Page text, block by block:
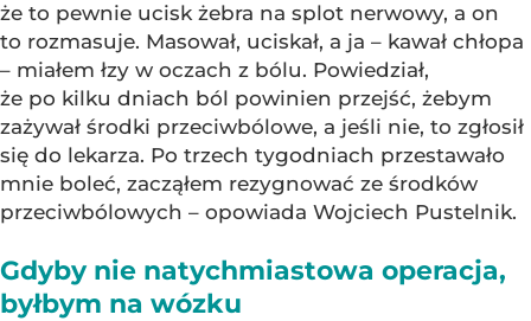
że to pewnie ucisk żebra na splot nerwowy, a on
to rozmasuje. Masował, uciskał, a ja – kawał chłopa
– miałem łzy w oczach z bólu. Powiedział,
że po kilku dniach ból powinien przejść, żebym
zażywał środki przeciwbólowe, a jeśli nie, to zgłosił
się do lekarza. Po trzech tygodniach przestawało
mnie boleć, zacząłem rezygnować ze środków
przeciwbólowych – opowiada Wojciech Pustelnik.
Gdyby nie natychmiastowa operacja,
byłbym na wózku